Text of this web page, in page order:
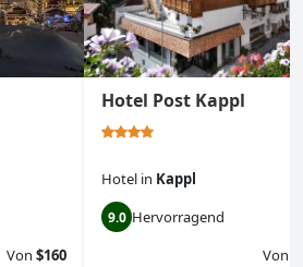
Von $160
Hotel Post Kappl
Hotel in Kappl
9.0 Hervorragend
Von